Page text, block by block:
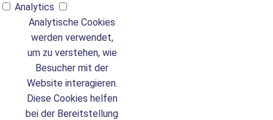
Analytics
Analytische Cookies
werden verwendet,
um zu verstehen, wie
Besucher mit der
Website interagieren.
Diese Cookies helfen
bei der Bereitstellung